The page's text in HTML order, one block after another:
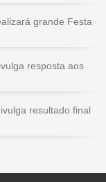
grande Festa
resposta aos
resultado final